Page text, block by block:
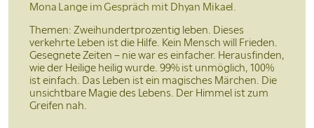
Mona Lange im Gespräch mit Dhyan Mikael.
Themen: Zweihundertprozentig leben. Dieses
verkehrte Leben ist die Hilfe. Kein Mensch will Frieden.
Gesegnete Zeiten – nie war es einfacher. Herausfinden,
wie der Heilige heilig wurde. 99% ist unmöglich, 100%
ist einfach. Das Leben ist ein magisches Märchen. Die
unsichtbare Magie des Lebens. Der Himmel ist zum
Greifen nah.